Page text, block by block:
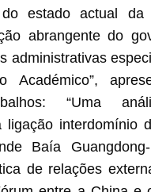
estado actual da
abrangente do
administrativas
Académico”,
“Uma
ligação interdomínio
Baía
de relações